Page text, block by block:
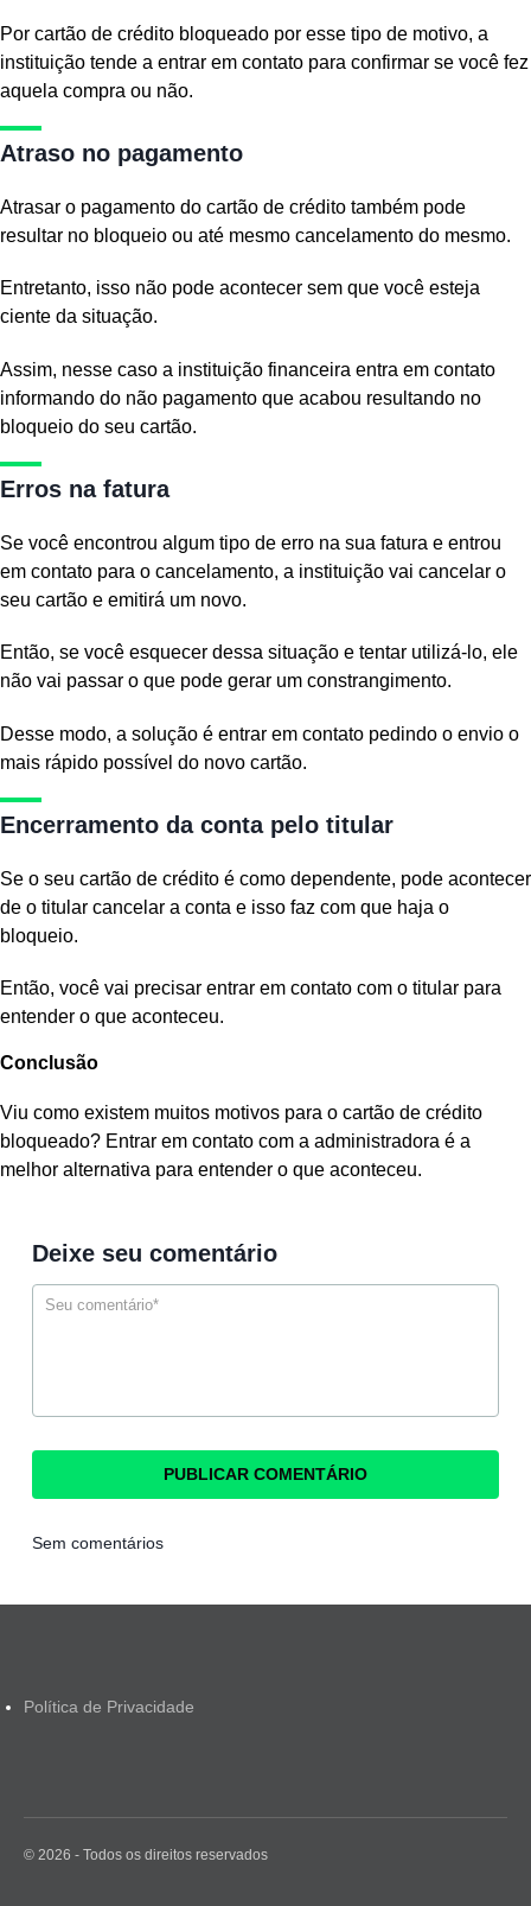
Por cartão de crédito bloqueado por esse tipo de motivo, a
instituição tende a entrar em contato para confirmar se você fez
aquela compra ou não.
Atraso no pagamento
Atrasar o pagamento do cartão de crédito também pode
resultar no bloqueio ou até mesmo cancelamento do mesmo.
Entretanto, isso não pode acontecer sem que você esteja
ciente da situação.
Assim, nesse caso a instituição financeira entra em contato
informando do não pagamento que acabou resultando no
bloqueio do seu cartão.
Erros na fatura
Se você encontrou algum tipo de erro na sua fatura e entrou
em contato para o cancelamento, a instituição vai cancelar o
seu cartão e emitirá um novo.
Então, se você esquecer dessa situação e tentar utilizá-lo, ele
não vai passar o que pode gerar um constrangimento.
Desse modo, a solução é entrar em contato pedindo o envio o
mais rápido possível do novo cartão.
Encerramento da conta pelo titular
Se o seu cartão de crédito é como dependente, pode acontecer
de o titular cancelar a conta e isso faz com que haja o
bloqueio.
Então, você vai precisar entrar em contato com o titular para
entender o que aconteceu.
Conclusão
Viu como existem muitos motivos para o cartão de crédito
bloqueado? Entrar em contato com a administradora é a
melhor alternativa para entender o que aconteceu.
Deixe seu comentário
Sem comentários
Política de Privacidade
© 2026 - Todos os direitos reservados